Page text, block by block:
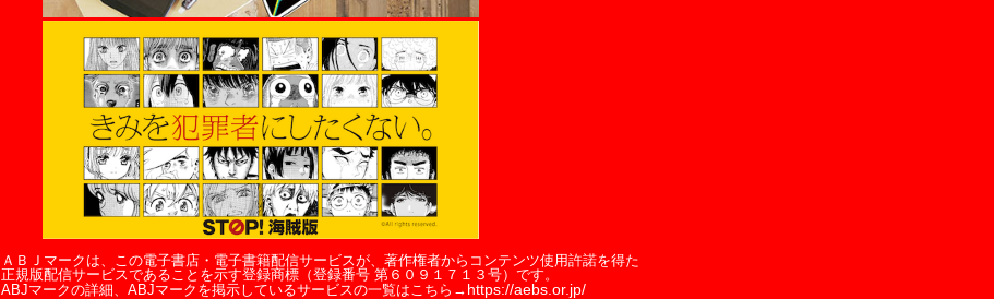
ＡＢＪマークは、この電子書店・電子書籍配信サービスが、著作権者からコンテンツ使用許諾を得た
正規版配信サービスであることを示す登録商標（登録番号 第６０９１７１３号）です。
ABJマークの詳細、ABJマークを掲示しているサービスの一覧はこちら→ https://aebs.or.jp/